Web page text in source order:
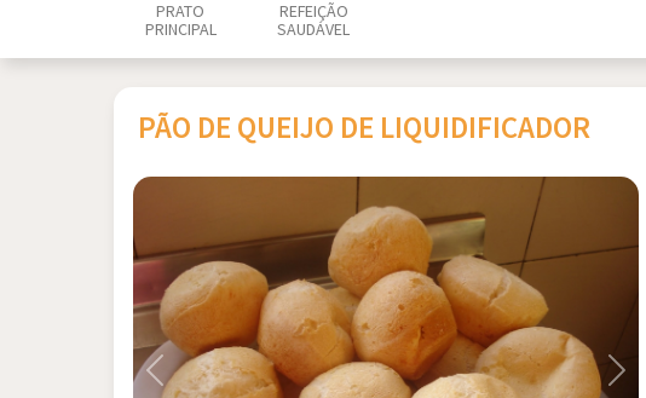
PRATO
PRINCIPAL
REFEIÇÃO
SAUDÁVEL
PÃO DE QUEIJO DE LIQUIDIFICADOR
Previous Next